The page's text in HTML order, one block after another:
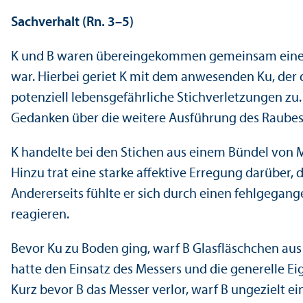
Sachverhalt (Rn. 3–5)
K und B waren übereingekommen gemeinsam
war. Hierbei geriet K mit dem anwesenden Ku,
potenziell lebens­gefährliche Stichverletzungen
Gedanken über die weitere Ausführung des
K handelte bei den Stichen aus einem Bündel
Hinzu trat eine starke affektive Erregung darüber,
Andererseits fühlte er sich durch einen
reagieren.
Bevor Ku zu Boden ging, warf B Glasfläschchen
hatte den Einsatz des Messers und die generelle
Kurz bevor B das Messer verlor, warf B ungezielt